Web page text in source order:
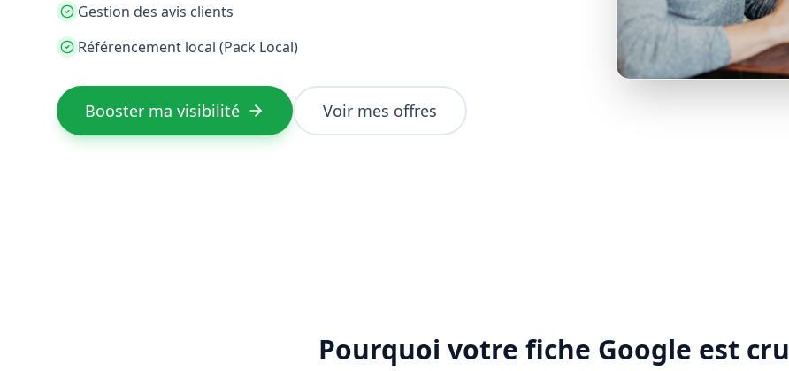
Gestion des avis clients
Référencement local (Pack Local)
Booster ma visibilité Voir mes offres
Pourquoi votre fiche Google est